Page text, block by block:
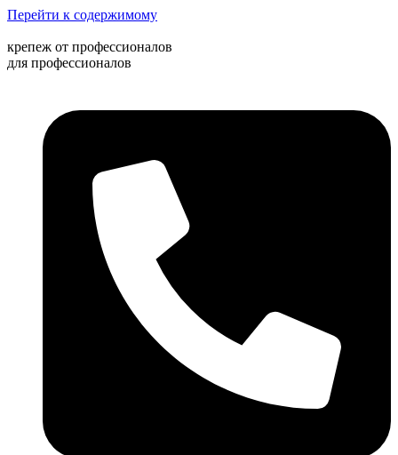
Перейти к содержимому
крепеж от профессионалов
для профессионалов